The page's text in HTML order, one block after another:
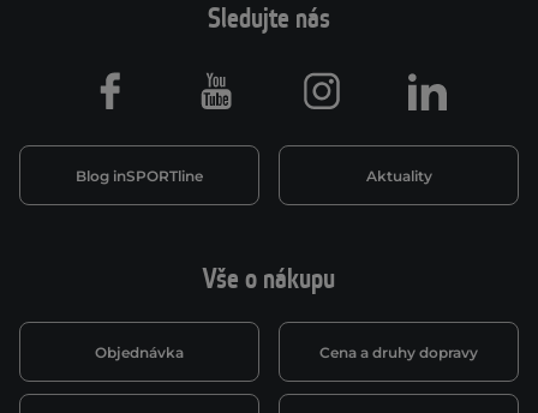
Vše o nákupu
Objednávka Cena a druhy dopravy
Sledujte nás
Blog inSPORTline Aktuality
Facebook Youtube Instagram LinkedIn